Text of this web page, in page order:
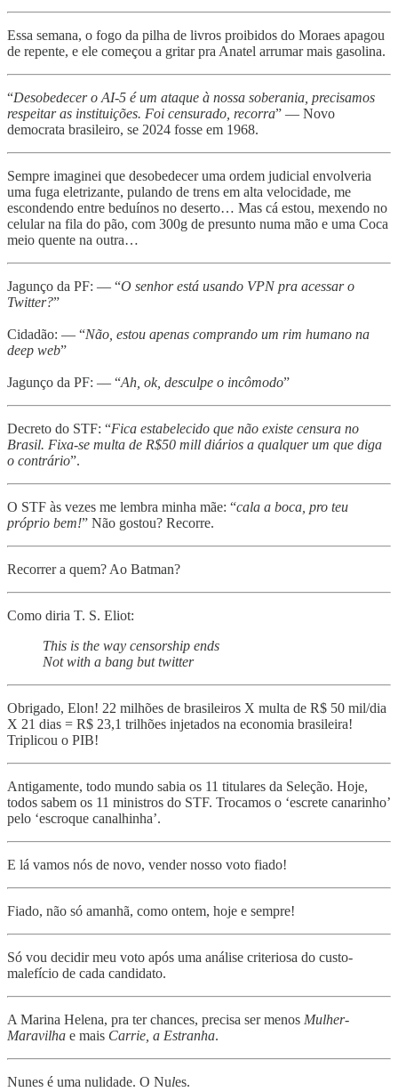
Essa semana, o fogo da pilha de livros proibidos do Moraes apagou
de repente, e ele começou a gritar pra Anatel arrumar mais gasolina.
“Desobedecer o AI-5 é um ataque à nossa soberania, precisamos
respeitar as instituições. Foi censurado, recorra” — Novo
democrata brasileiro, se 2024 fosse em 1968.
Sempre imaginei que desobedecer uma ordem judicial envolveria
uma fuga eletrizante, pulando de trens em alta velocidade, me
escondendo entre beduínos no deserto… Mas cá estou, mexendo no
celular na fila do pão, com 300g de presunto numa mão e uma Coca
meio quente na outra…
Jagunço da PF: — “O senhor está usando VPN pra acessar o
Twitter?”
Cidadão: — “Não, estou apenas comprando um rim humano na
deep web”
Jagunço da PF: — “Ah, ok, desculpe o incômodo”
Decreto do STF: “Fica estabelecido que não existe censura no
Brasil. Fixa-se multa de R$50 mill diários a qualquer um que diga
o contrário”.
O STF às vezes me lembra minha mãe: “cala a boca, pro teu
próprio bem!” Não gostou? Recorre.
Recorrer a quem? Ao Batman?
Como diria T. S. Eliot:
This is the way censorship ends
Not with a bang but twitter
Obrigado, Elon! 22 milhões de brasileiros X multa de R$ 50 mil/dia
X 21 dias = R$ 23,1 trilhões injetados na economia brasileira!
Triplicou o PIB!
Antigamente, todo mundo sabia os 11 titulares da Seleção. Hoje,
todos sabem os 11 ministros do STF. Trocamos o ‘escrete canarinho’
pelo ‘escroque canalhinha’.
E lá vamos nós de novo, vender nosso voto fiado!
Fiado, não só amanhã, como ontem, hoje e sempre!
Só vou decidir meu voto após uma análise criteriosa do custo-
malefício de cada candidato.
A Marina Helena, pra ter chances, precisa ser menos Mulher-
Maravilha e mais Carrie, a Estranha.
Nunes é uma nulidade. O Nules.